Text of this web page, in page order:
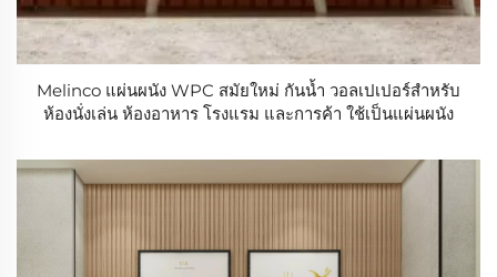
Melinco แผ่นผนัง WPC สมัยใหม่ กันน้ำ วอลเปเปอร์สำหรับ
ห้องนั่งเล่น ห้องอาหาร โรงแรม และการค้า ใช้เป็นแผ่นผนัง